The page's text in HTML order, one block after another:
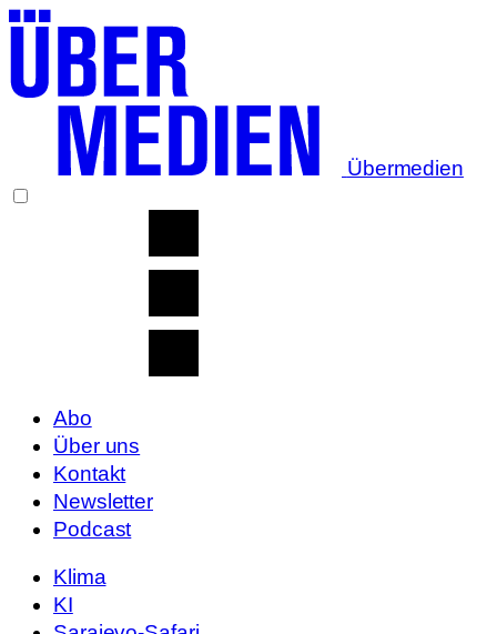
Übermedien
Abo
Über uns
Kontakt
Newsletter
Podcast
Klima
KI